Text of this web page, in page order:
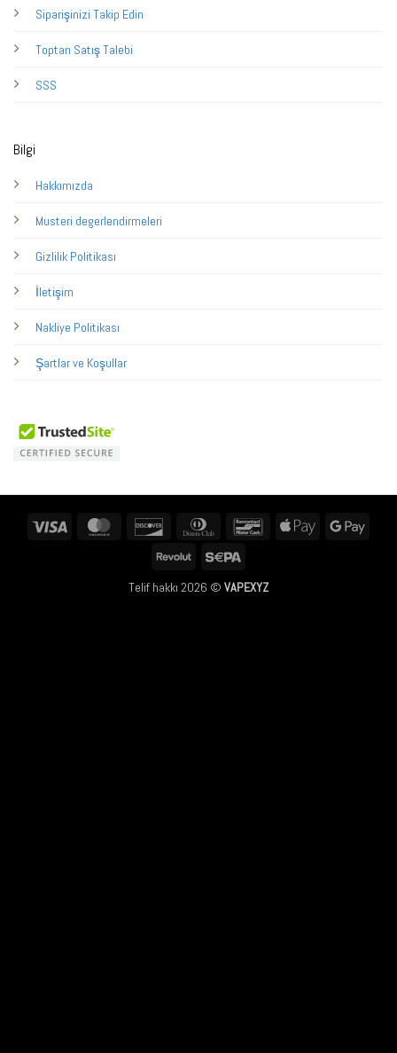
Siparişinizi Takip Edin
Toptan Satış Talebi
SSS
Bilgi
Hakkımızda
Musteri degerlendirmeleri
Gizlilik Politikası
İletişim
Nakliye Politikası
Şartlar ve Koşullar
MasterCard Discover
Dinners
BancontactApple
Revolut
Telif hakkı 2026 © VAPEXYZ